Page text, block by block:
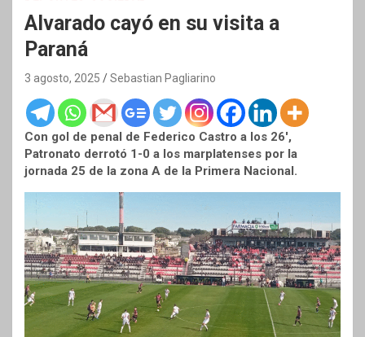
Alvarado cayó en su visita a
Paraná
3 agosto, 2025 Sebastian Pagliarino
Con gol de penal de Federico Castro a los 26′,
Patronato derrotó 1-0 a los marplatenses por la
jornada 25 de la zona A de la Primera Nacional.